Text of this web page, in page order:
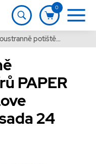
0
Sada oboustranně potištěných papírů PAPER HEAVEN 6x6" - Love Notes_Flowers - sada 24 listů
PAPER
24